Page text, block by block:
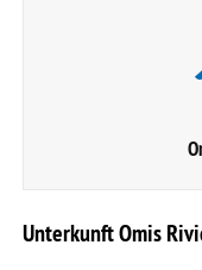
UnterkunftOmis